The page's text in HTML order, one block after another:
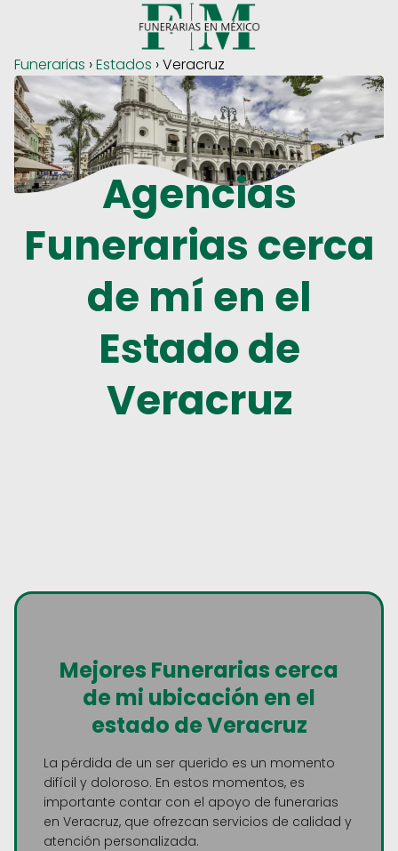
Funerarias ›Estados › Veracruz
Agencias
Funerarias cerca
de mí en el
Estado de
Veracruz
Mejores Funerarias cerca
de mi ubicación en el
estado de Veracruz
La pérdida de un ser querido es un momento
difícil y doloroso. En estos momentos, es
importante contar con el apoyo de funerarias
en Veracruz, que ofrezcan servicios de calidad y
atención personalizada.